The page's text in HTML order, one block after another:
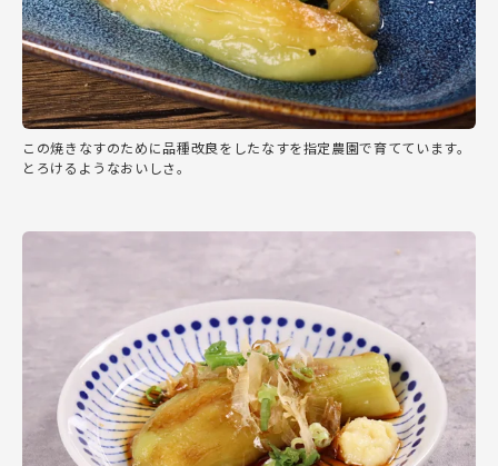
この焼きなすのために品種改良をしたなすを指定農園で育てています。
とろけるようなおいしさ。